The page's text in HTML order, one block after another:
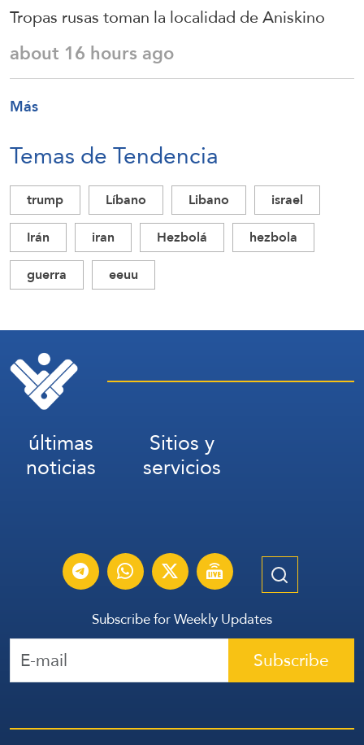
Tropas rusas toman la localidad de Aniskino
about 16 hours ago
Más
Temas de Tendencia
trump Líbano Libano
israel
Irán
iran Hezbolá
hezbola
guerra
eeuu
últimas
noticias
Sitios y
servicios
Subscribe for Weekly Updates
Subscribe